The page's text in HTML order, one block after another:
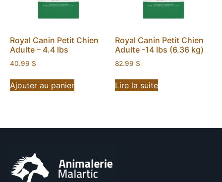
Royal Canin Petit Chien
Adulte – 4.4 lbs
40.99 $
Ajouter au panier
Royal Canin Petit Chien
Adulte -14 lbs (6.36 kg)
82.99 $
Lire la suite